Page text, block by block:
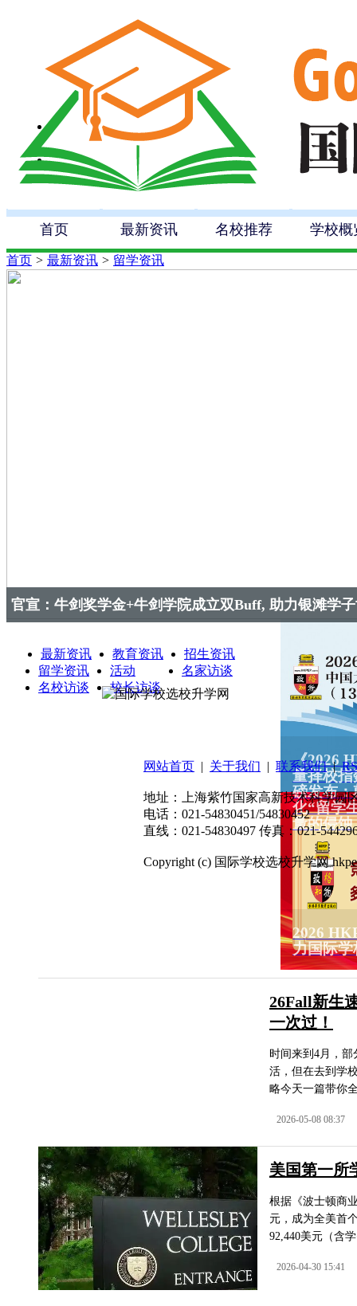
首页 最新资讯 名校推荐 学校概
首页 > 最新资讯 > 留学资讯
官宣：牛剑奖学金+牛剑学院成立双Buff, 助力银滩学
《2026
量择校指
磅发布
化“留学
量的侵蚀
2026
力国际学
最新资讯 教育资讯
招生资讯
留学资讯
活动
名家访谈
名校访谈
校长访谈
26Fall新生
一次过！
时间来到4月，
活，但在去到学
略今天一篇带你
2026-05-08 08:37
美国第一所
根据《波士顿商
元，成为全美首
92,440美元（含
2026-04-30 15:41
网站首页 | 关于我们 | 联系我们|
地址：上海紫竹国家高新技术科学园
电话：021-54830451/54830452
直线：021-54830497 传真：021-
Copyright (c) 国际学校选校升学网